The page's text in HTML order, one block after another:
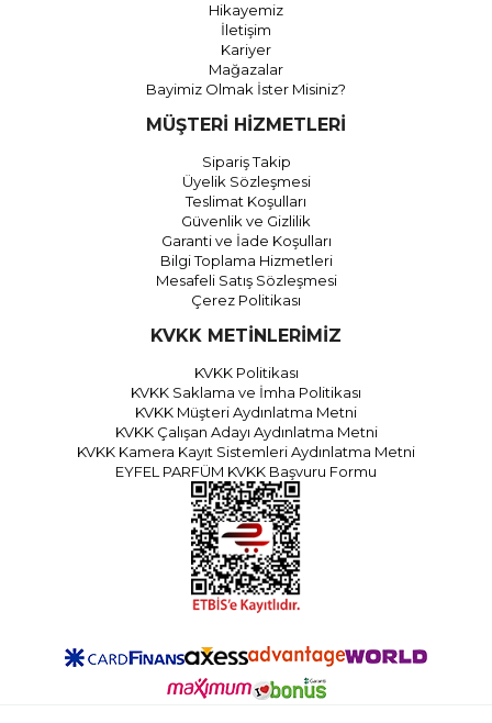
Hikayemiz
İletişim
Kariyer
Mağazalar
Bayimiz Olmak İster Misiniz?
MÜŞTERİ HİZMETLERİ
Sipariş Takip
Üyelik Sözleşmesi
Teslimat Koşulları
Güvenlik ve Gizlilik
Garanti ve İade Koşulları
Bilgi Toplama Hizmetleri
Mesafeli Satış Sözleşmesi
Çerez Politikası
KVKK METİNLERİMİZ
KVKK Politikası
KVKK Saklama ve İmha Politikası
KVKK Müşteri Aydınlatma Metni
KVKK Çalışan Adayı Aydınlatma Metni
KVKK Kamera Kayıt Sistemleri Aydınlatma Metni
EYFEL PARFÜM KVKK Başvuru Formu